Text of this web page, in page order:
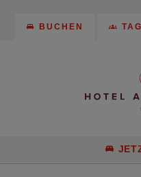
BUCHEN